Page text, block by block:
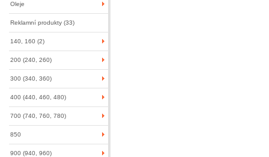
Oleje
Reklamní produkty (33)
140, 160 (2)
200 (240, 260)
300 (340, 360)
400 (440, 460, 480)
700 (740, 760, 780)
850
900 (940, 960)